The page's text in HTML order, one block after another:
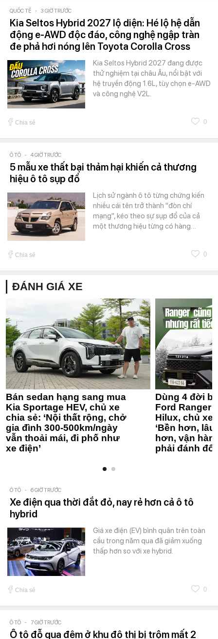
QUỐC TẾ - 3 GIỜ TRƯỚC
Kia Seltos Hybrid 2027 lộ diện: Hé lộ hệ dẫn
động e-AWD độc đáo, công nghệ ngập tràn
đe phả hơi nóng lên Toyota Corolla Cross
Kia Seltos Hybrid 2027 đang được
thử nghiệm tại châu Âu, nổi bật với
hệ truyền động 1.6L, tùy chọn e-AWD
và công nghệ V2L.
Chia sẻ 0
Ô TÔ - 4 GIỜ TRƯỚC
5 mẫu xe thất bại thảm hại khiến cả thương
hiệu ô tô sụp đổ
Lịch sử ngành ô tô từng chứng kiến
nhiều cái tên trở thành "đòn chí
mạng", kéo theo sự sụp đổ của cả
một thương hiệu từng có hàng…
Chia sẻ 0
ĐÁNH GIÁ XE
Bán sedan hạng sang mua
Kia Sportage HEV, chủ xe
chia sẻ: ‘Nội thất rộng, chở
gia đình 300-500km/ngày
vẫn thoải mái, đi phố như
xe điện’
Dùng 4 đời
Ford Ranger
Hilux, chủ xe
‘Bền hơn,
hơn, vận
phải đánh
Ô TÔ - 6 GIỜ TRƯỚC
Xe điện qua thời đắt đỏ, nay rẻ hơn cả ô tô
hybrid
Giá xe điện (EV) bình quân trên toàn
cầu trong năm qua đã giảm xuống
thấp hơn so với xe hybrid.
Chia sẻ 0
Ô TÔ - 7 GIỜ TRƯỚC
Ô tô đỗ qua đêm ở khu đô thị bị trộm mất 2